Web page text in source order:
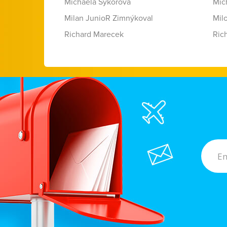
Michaela Sýkorová
Milan JunioR Zimnýkoval
Richard Marecek